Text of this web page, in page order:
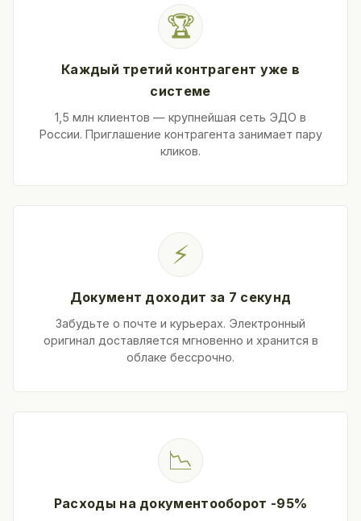
🏆
Каждый третий контрагент уже в
системе
1,5 млн клиентов — крупнейшая сеть ЭДО в
России. Приглашение контрагента занимает пару
кликов.
⚡
Документ доходит за 7 секунд
Забудьте о почте и курьерах. Электронный
оригинал доставляется мгновенно и хранится в
облаке бессрочно.
📉
Расходы на документооборот -95%